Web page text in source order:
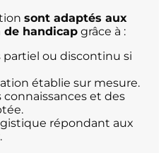
sont adaptés aux
de handicap grâce à :
partiel ou discontinu si
établie sur mesure.
et des
répondant aux